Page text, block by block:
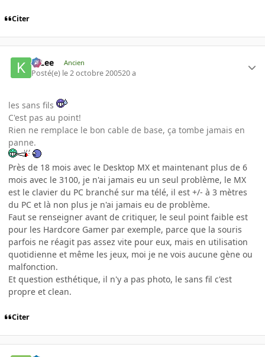
Citer
K-Lee Ancien
Posté(e) le 2 octobre 200520 a
les sans fils
C'est pas au point!
Rien ne remplace le bon cable de base, ça tombe jamais en
panne.
Près de 18 mois avec le Desktop MX et maintenant plus de 6
mois avec le 3100, je n'ai jamais eu un seul problème, le MX
est le clavier du PC branché sur ma télé, il est +/- à 3 mètres
du PC et là non plus je n'ai jamais eu de problème.
Faut se renseigner avant de critiquer, le seul point faible est
pour les Hardcore Gamer par exemple, parce que la souris
parfois ne réagit pas assez vite pour eux, mais en utilisation
quotidienne et même les jeux, moi je ne vois aucune gène ou
malfonction.
Et question esthétique, il n'y a pas photo, le sans fil c'est
propre et clean.
Citer